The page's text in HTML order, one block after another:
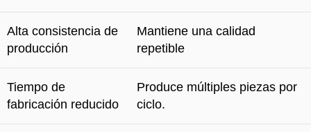
Alta consistencia de
producción
Mantiene una calidad
repetible
Tiempo de
fabricación reducido
Produce múltiples piezas por
ciclo.